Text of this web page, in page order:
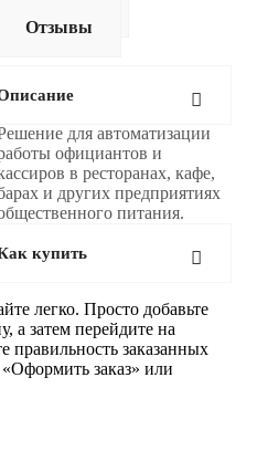
Отзывы
для автоматизации
официантов и
в ресторанах, кафе,
и других предприятиях
питания.
купить
легко. Просто добавьте
а затем перейдите на
правильность заказанных
заказ» или